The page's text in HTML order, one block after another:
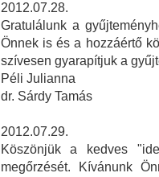
2012.07.28.
Gratulálunk a
Önnek is és a hozzáértő
szívesen gyarapítjuk a
Péli Julianna
dr. Sárdy Tamás
2012.07.29.
Köszönjük a kedves
megőrzését. Kívánunk